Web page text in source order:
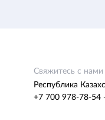
Свяжитесь с нами
Республика
+7 700 978-78-54